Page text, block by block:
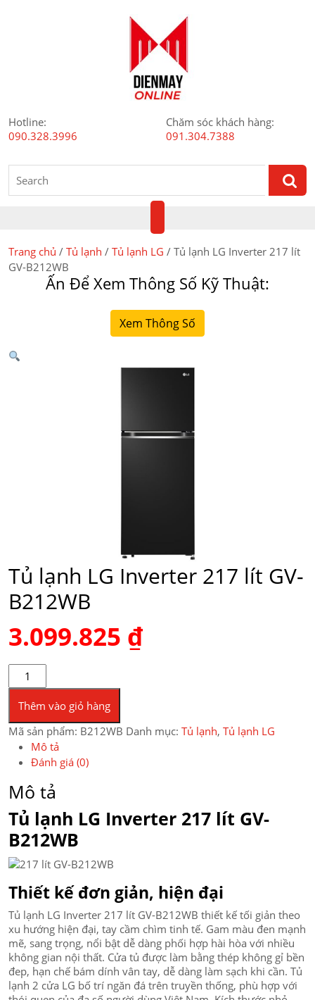
Hotline:
090.328.3996
Chăm sóc khách hàng:
091.304.7388
for:
Button
Trang chủ / Tủ lạnh / Tủ lạnh LG / Tủ lạnh LG Inverter 217 lít
GV-B212WB
Ấn Để Xem Thông Số Kỹ Thuật:
Xem Thông Số
Tủ lạnh LG Inverter 217 lít GV-
B212WB
3.099.825 ₫
Tủ lạnh LG Inverter 217 lít GV-B212WB số lượng
Thêm vào giỏ hàng
Mã sản phẩm: B212WB Danh mục: Tủ lạnh, Tủ lạnh LG
Mô tả
Đánh giá (0)
Mô tả
Tủ lạnh LG Inverter 217 lít GV-
B212WB
Thiết kế đơn giản, hiện đại
Tủ lạnh LG Inverter 217 lít GV-B212WB thiết kế tối giản theo
xu hướng hiện đại, tay cầm chìm tinh tế. Gam màu đen mạnh
mẽ, sang trọng, nổi bật dễ dàng phối hợp hài hòa với nhiều
không gian nội thất. Cửa tủ được làm bằng thép không gỉ bền
đep, hạn chế bám dính vân tay, dễ dàng làm sạch khi cần. Tủ
lạnh 2 cửa LG bố trí ngăn đá trên truyền thống, phù hợp với